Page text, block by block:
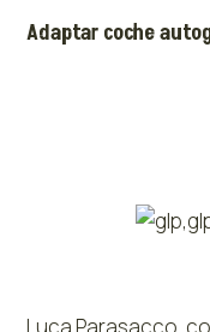
Adaptar coche
Luca Parasacco,